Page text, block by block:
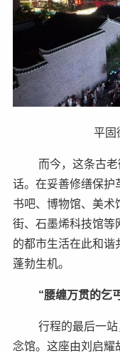
平固
而今，这条古
话。在妥善修缮保护
书吧、博物馆、美术
街、石墨烯科技馆等
的都市生活在此和谐
蓬勃生机。
“腰缠万贯的乞
行程的最后一
念馆。这座由刘启耀